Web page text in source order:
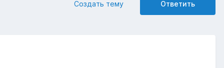
Ответить
Создать тему